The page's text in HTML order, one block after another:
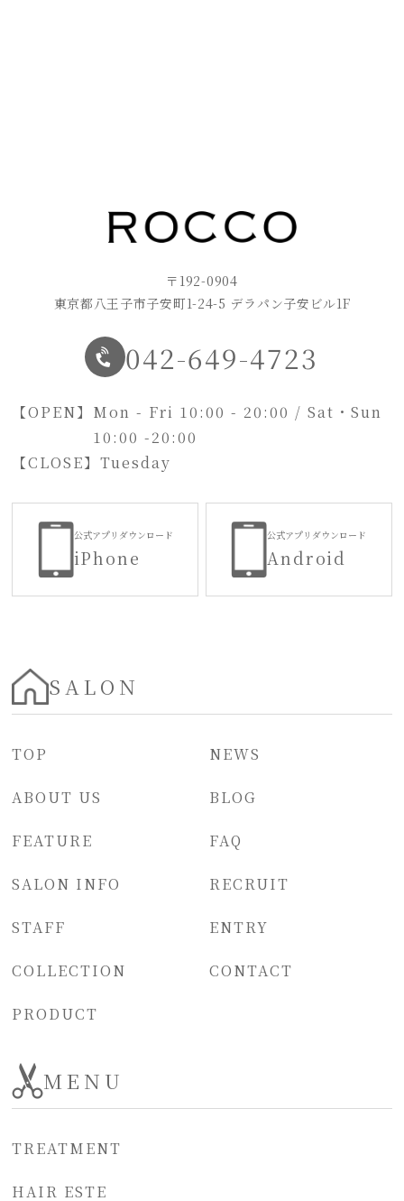
〒192-0904
東京都八王子市子安町1-24-5 デラパン子安ビル1F
042-649-4723
【OPEN】 Mon - Fri 10:00 - 20:00 / Sat・Sun
10:00 -20:00
【CLOSE】Tuesday
公式アプリダウンロード
iPhone
公式アプリダウンロード
Android
SALON
TOP
ABOUT US
FEATURE
SALON INFO
STAFF
COLLECTION
PRODUCT
NEWS
BLOG
FAQ
RECRUIT
ENTRY
CONTACT
MENU
TREATMENT
HAIR ESTE